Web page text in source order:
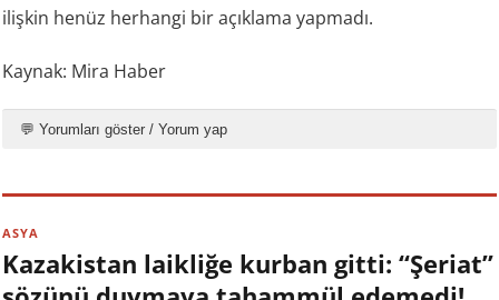
ilişkin henüz herhangi bir açıklama yapmadı.
Kaynak: Mira Haber
💬 Yorumları göster / Yorum yap
ASYA
Kazakistan laikliğe kurban gitti: “Şeriat”